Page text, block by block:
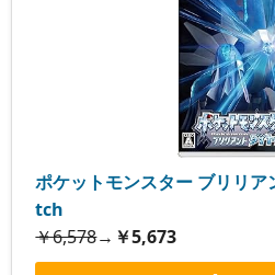
ポケットモンスター ブリリ
tch
￥6,578→ ￥5,673